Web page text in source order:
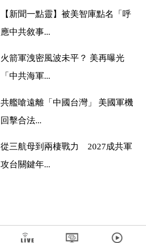
【新聞一點靈】被美智庫點名「呼
應中共敘事...
火箭軍洩密風波未平？ 美再曝光
「中共海軍...
共艦嗆遠離「中國台灣」 美國軍機
回擊合法...
從三航母到兩棲戰力 2027成共軍
攻台關鍵年...